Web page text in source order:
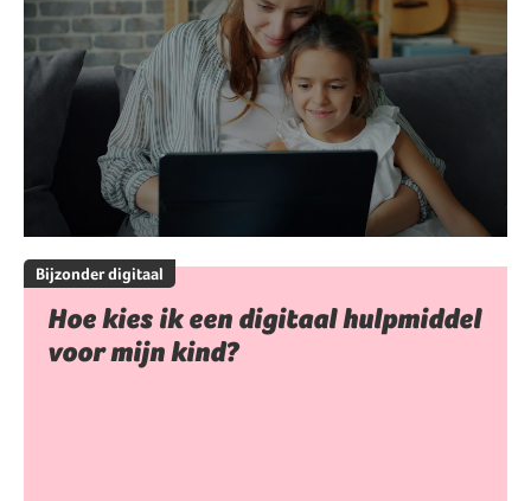
Bijzonder digitaal
Hoe kies ik een digitaal hulpmiddel
voor mijn kind?